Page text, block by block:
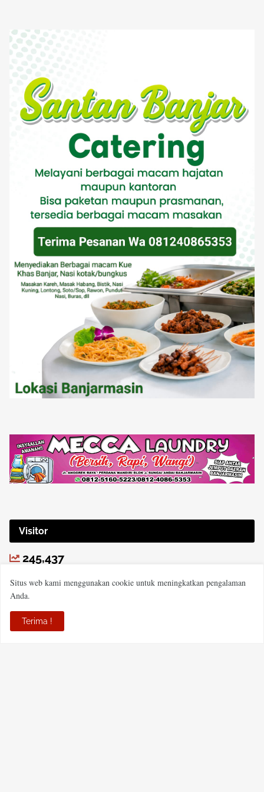
Visitor
245,437
Situs web kami menggunakan cookie untuk meningkatkan pengalaman
Anda.
Terima !